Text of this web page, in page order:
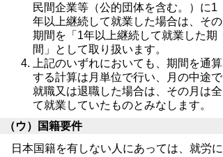
民間企業等（公的団体を含む。）に1
年以上継続して就業した場合は、その
期間を「1年以上継続して就業した期
間」として取り扱います。
上記のいずれにおいても、期間を通算
する計算は月単位で行い、月の中途で
就職又は退職した場合は、その月は全
て就業していたものとみなします。
（ウ）国籍要件
日本国籍を有しない人にあっては、就労に